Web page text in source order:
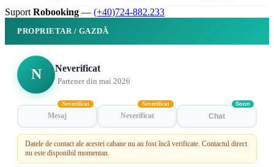
Suport Robooking — (+40)724-882.233
PROPRIETAR / GAZDĂ
N Neverificat
Partener din mai 2026
Mesaj
Neverificat
Neverificat
Neverificat
Chat
Soon
Datele de contact ale acestei cabane nu au fost încă verificate. Contactul direct
nu este disponibil momentan.